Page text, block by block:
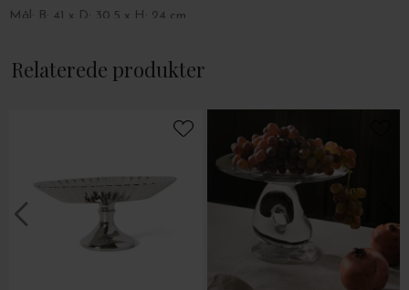
Mål: B: 41 x D: 30,5 x H: 24 cm.
Relaterede produkter